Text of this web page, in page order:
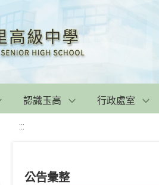
認識玉高 行政處室
:::
公告彙整